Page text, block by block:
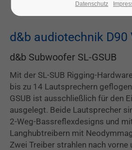
d&b audiotechnik D90
d&b Subwoofer SL-GSUB
Mit der SL-SUB Rigging-
bis zu 14 Lautsprechern
GSUB ist ausschließlich für den
ausgelegt. Beide Lautsprecher
2-Weg-Bassreflexdesigns und
Langhubtreibern mit
Zwei Treiber strahlen nach vorne
Datenschutz